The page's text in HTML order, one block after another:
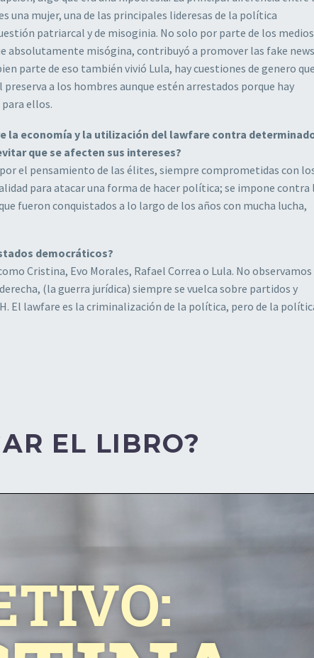
una mujer, una de las principales lideresas de la política
patriarcal y de misoginia. No solo por parte de los
absolutamente misógina, contribuyó a promover las fake
parte de eso también vivió Lula, hay cuestiones de genero que
a los hombres aunque estén arrestados porque hay
ellos.
la economía y la utilización del lawfare contra
que se afecten sus intereses?
el pensamiento de las élites, siempre comprometidas con
para atacar una forma de hacer política; se impone contra
fueron conquistados a lo largo de los años con mucha lucha,
democráticos?
Cristina, Evo Morales, Rafael Correa o Lula. No observamos
(la guerra jurídica) siempre se vuelca sobre partidos y
El lawfare es la criminalización de la política, pero de la
EL LIBRO?